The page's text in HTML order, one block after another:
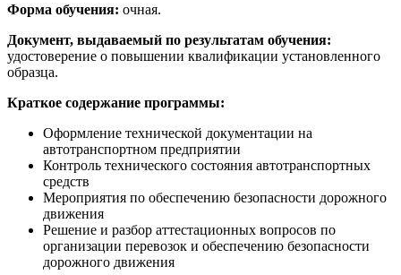
Форма обучения: очная.
Документ, выдаваемый по результатам обучения:
удостоверение о повышении квалификации установленного
образца.
Краткое содержание программы:
Оформление технической документации на
автотранспортном предприятии
Контроль технического состояния автотранспортных
средств
Мероприятия по обеспечению безопасности дорожного
движения
Решение и разбор аттестационных вопросов по
организации перевозок и обеспечению безопасности
дорожного движения